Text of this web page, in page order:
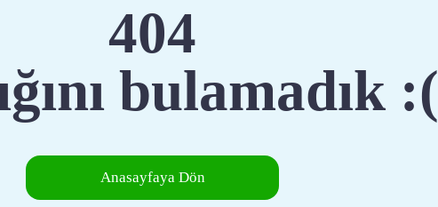
404
bulamadık :(
Anasayfaya Dön